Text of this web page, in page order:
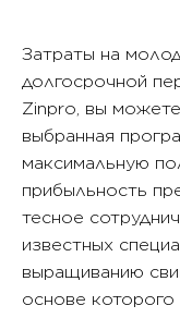
Затраты на
долгосрочной
Zinpro, вы
выбранная
максимальную
прибыльность
тесное
известных
выращиванию
основе